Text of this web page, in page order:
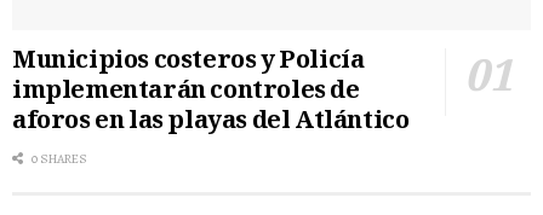
Municipios costeros y Policía
implementarán controles de
aforos en las playas del Atlántico
0 SHARES